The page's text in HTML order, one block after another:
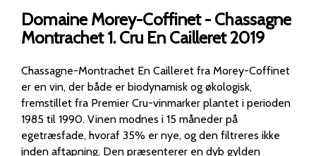
Domaine Morey-Coffinet - Chassagne
Montrachet 1. Cru En Cailleret 2019
Chassagne-Montrachet En Cailleret fra Morey-Coffinet
er en vin, der både er biodynamisk og økologisk,
fremstillet fra Premier Cru-vinmarker plantet i perioden
1985 til 1990. Vinen modnes i 15 måneder på
egetræsfade, hvoraf 35% er nye, og den filtreres ikke
inden aftapning. Den præsenterer en dyb gylden